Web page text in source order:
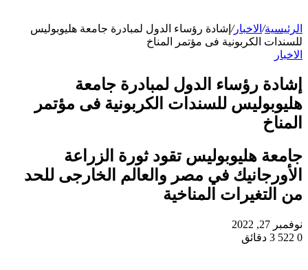
الرئيسية/ الاخبار/ إشادة رؤساء الدول لمبادرة جامعة هليوبوليس
للسندات الكربونية فى مؤتمر المناخ
الاخبار
إشادة رؤساء الدول لمبادرة جامعة
هليوبوليس للسندات الكربونية فى مؤتمر
المناخ
جامعة هليوبوليس تقود ثورة الزراعة
الأورجانيك في مصر والعالم الخارجى للحد
من التغيرات المناخية
نوفمبر 27, 2022
0
3 دقائق